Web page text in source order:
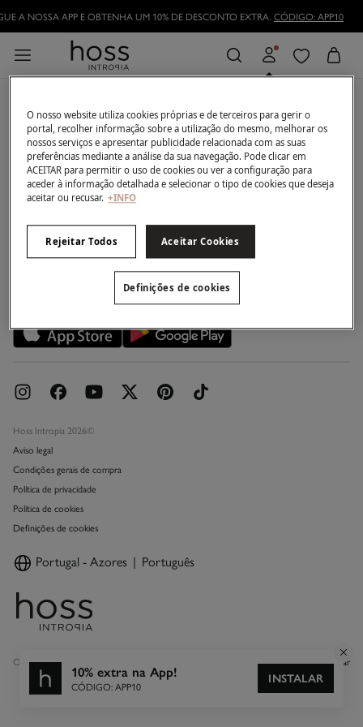
A NOSSA APP E OBTENHA UM 10% DE DESCONTO EXTRA.CÓDIGO: APP10
melhor experiência de
compra.
A minha conta
Iniciar sessão
Registar-me
Histórico de Encomendas
Moradas de envio
Ajuda
Serviço de Apoio ao Cliente
Perguntas frequentes
Trocas, devoluções e desistências
Condições do Cartão de Devoluções
Condições do Cartão Presente Online
Livro de Reclamações online
Club Hosslovers
Descubra-o
A empresa
Lojas
Descubra a app
Métodos de pagamento
Hoss Intropia 2026©
Aviso legal
Condições gerais de compra
Política de privacidade
Política de cookies
Definições de cookies
Portugal - Azores Português
Outras lojas do Tendam: Mostrar
10% extra na App!
CÓDIGO: APP10
INSTALAR
O nosso website utiliza cookies próprias e de terceiros para gerir o
portal, recolher informação sobre a utilização do mesmo, melhorar os
nossos serviços e apresentar publicidade relacionada com as suas
preferências mediante a análise da sua navegação. Pode clicar em
ACEITAR para permitir o uso de cookies ou ver a configuração para
aceder à informação detalhada e selecionar o tipo de cookies que deseja
aceitar ou recusar. +INFO
Rejeitar Todos Aceitar Cookies
Definições de cookies